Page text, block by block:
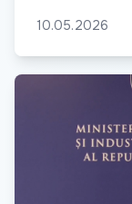
10.05.2026